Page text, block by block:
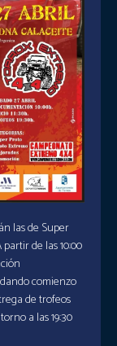
las de Super
de las 10:00
comienzo
de trofeos
a las 19:30